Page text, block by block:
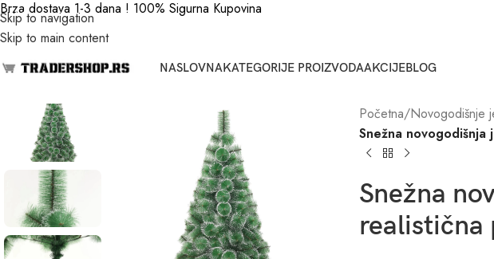
Skip to navigation
Skip to main content
Brza dostava 1-3 dana ! 100% Sigurna Kupovina
NASLOVNAKATEGORIJE PROIZVODAAKCIJEBLOG
Početna/Novogodišnje
Snežna novogodišnja
Snežna
realistična